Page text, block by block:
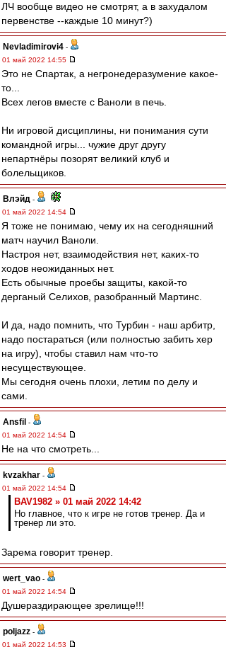
ЛЧ вообще видео не смотрят, а в захудалом
первенстве --каждые 10 минут?)
Nevladimirovi4 -
01 май 2022 14:55
Это не Спартак, а негронедеразумение какое-
то...
Всех легов вместе с Ваноли в печь.
Ни игровой дисциплины, ни понимания сути
командной игры... чужие друг другу
непартнёры позорят великий клуб и
болельщиков.
Влэйд -
01 май 2022 14:54
Я тоже не понимаю, чему их на сегодняшний
матч научил Ваноли.
Настроя нет, взаимодействия нет, каких-то
ходов неожиданных нет.
Есть обычные проебы защиты, какой-то
дерганый Селихов, разобранный Мартинс.
И да, надо помнить, что Турбин - наш арбитр,
надо постараться (или полностью забить хер
на игру), чтобы ставил нам что-то
несуществующее.
Мы сегодня очень плохи, летим по делу и
сами.
Ansfil -
01 май 2022 14:54
Не на что смотреть...
kvzakhar -
01 май 2022 14:54
BAV1982 » 01 май 2022 14:42
Но главное, что к игре не готов тренер. Да и
тренер ли это.
Зарема говорит тренер.
wert_vao -
01 май 2022 14:54
Душераздирающее зрелище!!!
poljazz -
01 май 2022 14:53